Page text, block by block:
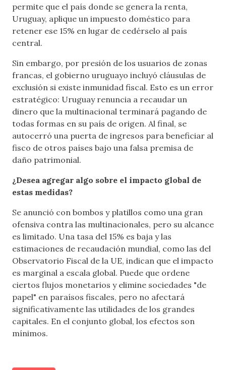
permite que el país donde se genera la renta,
Uruguay, aplique un impuesto doméstico para
retener ese 15% en lugar de cedérselo al país
central.
Sin embargo, por presión de los usuarios de zonas
francas, el gobierno uruguayo incluyó cláusulas de
exclusión si existe inmunidad fiscal. Esto es un error
estratégico: Uruguay renuncia a recaudar un
dinero que la multinacional terminará pagando de
todas formas en su país de origen. Al final, se
autocerró una puerta de ingresos para beneficiar al
fisco de otros países bajo una falsa premisa de
daño patrimonial.
¿Desea agregar algo sobre el impacto global de
estas medidas?
Se anunció con bombos y platillos como una gran
ofensiva contra las multinacionales, pero su alcance
es limitado. Una tasa del 15% es baja y las
estimaciones de recaudación mundial, como las del
Observatorio Fiscal de la UE, indican que el impacto
es marginal a escala global. Puede que ordene
ciertos flujos monetarios y elimine sociedades "de
papel" en paraísos fiscales, pero no afectará
significativamente las utilidades de los grandes
capitales. En el conjunto global, los efectos son
mínimos.